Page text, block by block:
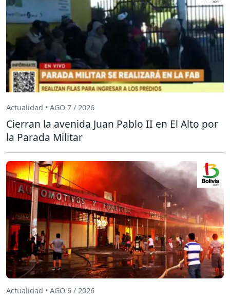
Actualidad • AGO 7 / 2026
Cierran la avenida Juan Pablo II en El Alto por
la Parada Militar
Actualidad • AGO 6 / 2026